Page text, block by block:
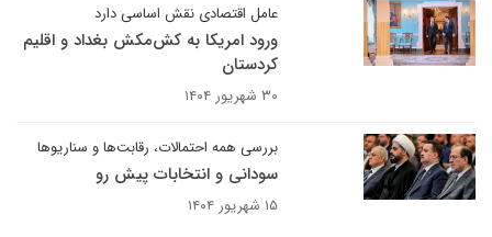
عامل اقتصادی نقش اساسی دارد
ورود امریکا به کش‌مکش بغداد و اقلیم
کردستان
۳۰ شهریور ۱۴۰۴
بررسی همه احتمالات، رقابت‌ها و سناریوها
سودانی و انتخابات پیش رو
۱۵ شهریور ۱۴۰۴